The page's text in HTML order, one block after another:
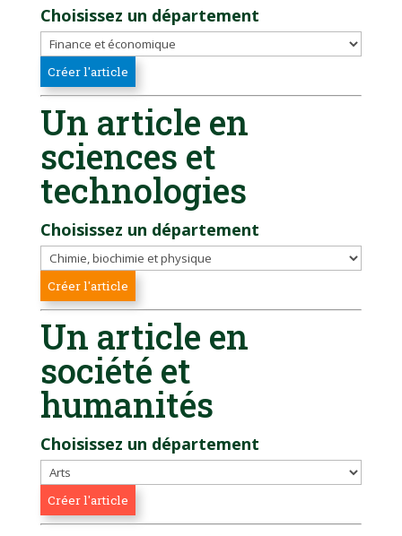
Choisissez un département
Un article en
sciences et
technologies
Choisissez un département
Un article en
société et
humanités
Choisissez un département